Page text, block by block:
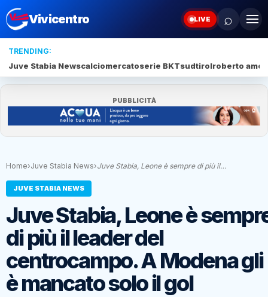
Vivicentro LIVE ⌕
TRENDING:
Juve Stabia Newscalciomercatoserie BKTsudtirolroberto
PUBBLICITÀ
Home›Juve Stabia News›Juve Stabia, Leone è sempre di più il…
JUVE STABIA NEWS
Juve Stabia, Leone è
di più il leader del
centrocampo. A Modena gli
è mancato solo il gol